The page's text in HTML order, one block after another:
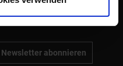
von Siebenrock.
Newsletter abonnieren